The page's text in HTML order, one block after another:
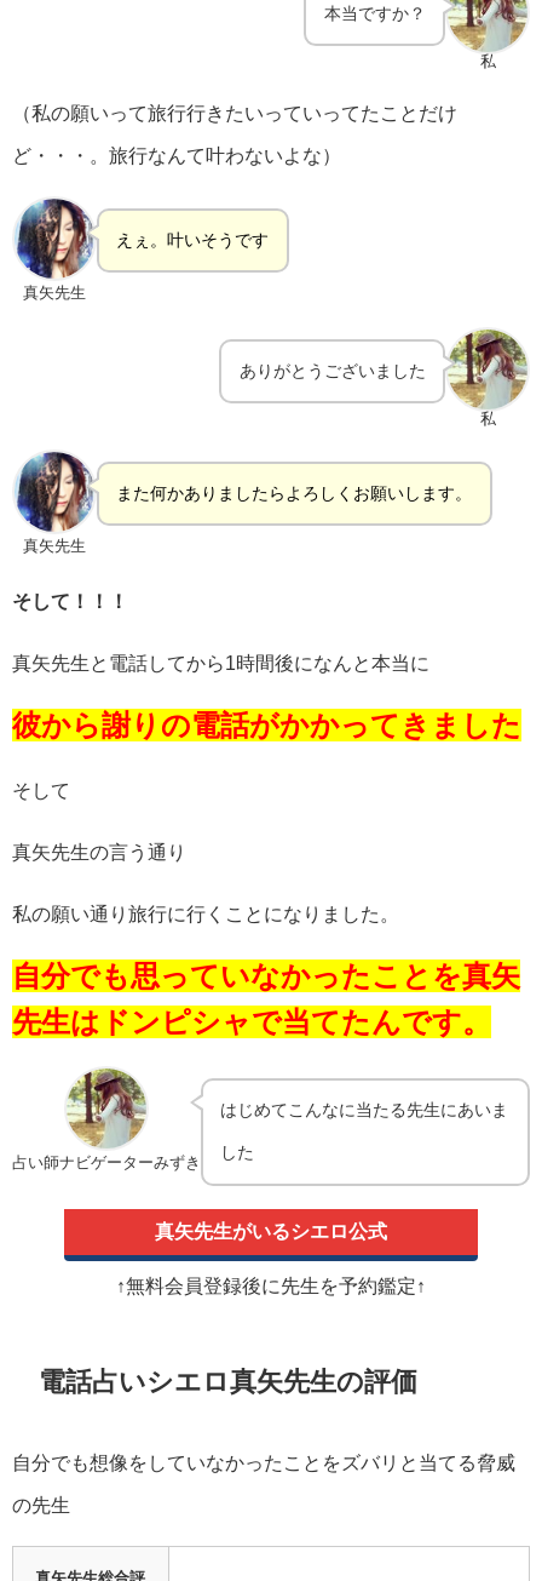
私
本当ですか？
（私の願いって旅行行きたいっていってたことだけ
ど・・・。旅行なんて叶わないよな）
真矢先生
えぇ。叶いそうです
私
ありがとうございました
真矢先生
また何かありましたらよろしくお願いします。
そして！！！
真矢先生と電話してから1時間後になんと本当に
彼から謝りの電話がかかってきました
そして
真矢先生の言う通り
私の願い通り旅行に行くことになりました。
自分でも思っていなかったことを真矢
先生はドンピシャで当てたんです。
占い師ナビゲーターみずき
はじめてこんなに当たる先生にあいま
した
真矢先生がいるシエロ公式
↑無料会員登録後に先生を予約鑑定↑
電話占いシエロ真矢先生の評価
自分でも想像をしていなかったことをズバリと当てる脅威
の先生